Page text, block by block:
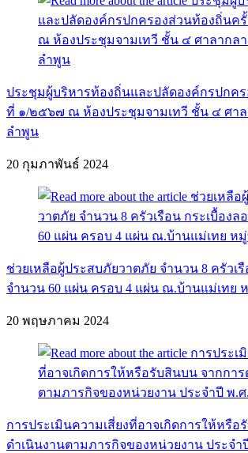
ประชุมผู้บริหารท้องถิ่นและปลัดองค์กรปกค
ที่ ๑/๒๕๖๗ ณ ห้องประชุมจามเทวี ชั้น ๔ ศาล
ลำพูน
20 กุมภาพันธ์ 2024
ช่วยเหลือผู้ประสบภัยวาตภัย จำนวน 8 ครัวเ
จำนวน 60 แผ่น ครอบ 4 แผ่น ณ.บ้านแม่เทย
20 พฤษภาคม 2024
การประเมินความเสี่ยงที่อาจเกิดการให้หรือ
ดำเนินงานตามภารกิจของหน่วยงาน ประจำ